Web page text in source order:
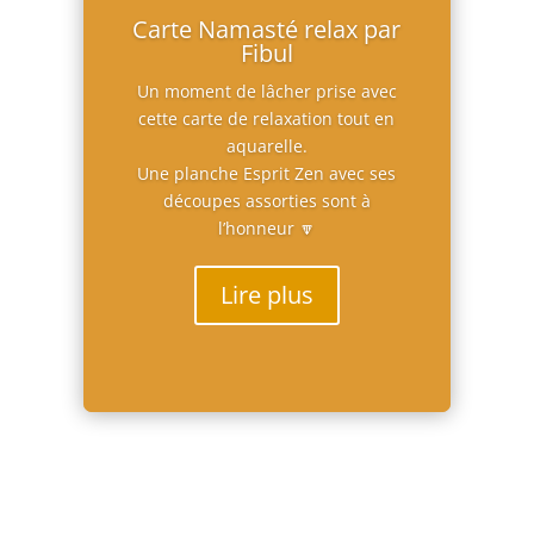
Carte Namasté relax par
Fibul
Un moment de lâcher prise avec
cette carte de relaxation tout en
aquarelle.
Une planche Esprit Zen avec ses
découpes assorties sont à
l’honneur 🔽
Lire plus